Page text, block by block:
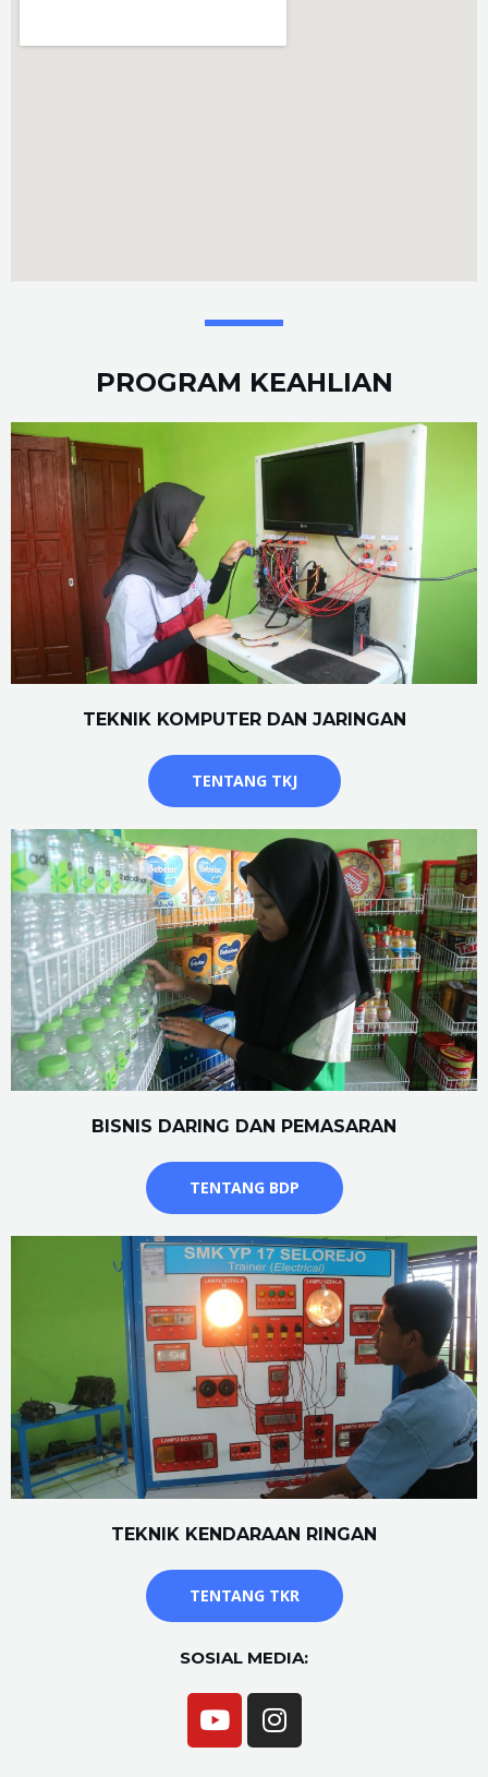
PROGRAM KEAHLIAN
TEKNIK KOMPUTER DAN JARINGAN
TENTANG TKJ
BISNIS DARING DAN PEMASARAN
TENTANG BDP
TEKNIK KENDARAAN RINGAN
TENTANG TKR
SOSIAL MEDIA: